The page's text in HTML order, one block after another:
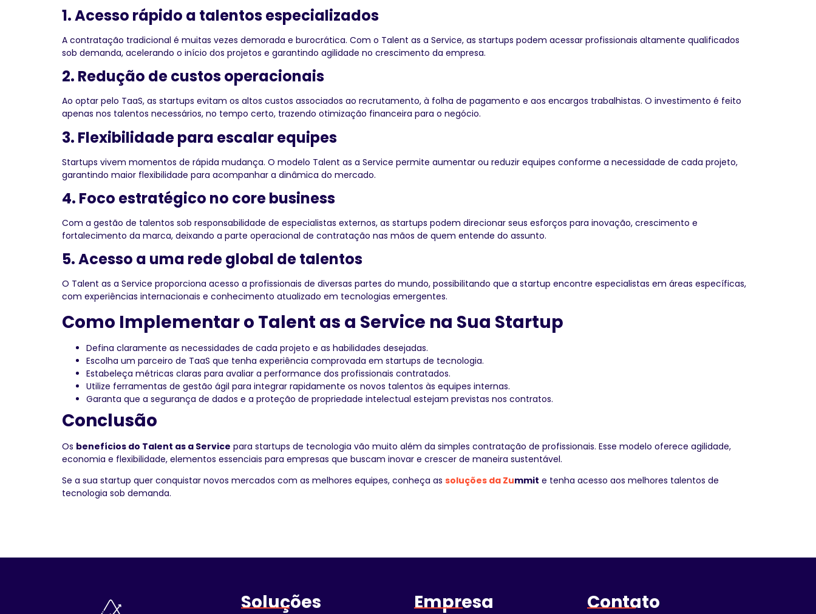
1. Acesso rápido a talentos especializados
A contratação tradicional é muitas vezes demorada e burocrática. Com o Talent as a Service, as startups podem acessar profissionais altamente qualificados
sob demanda, acelerando o início dos projetos e garantindo agilidade no crescimento da empresa.
2. Redução de custos operacionais
Ao optar pelo TaaS, as startups evitam os altos custos associados ao recrutamento, à folha de pagamento e aos encargos trabalhistas. O investimento é feito
apenas nos talentos necessários, no tempo certo, trazendo otimização financeira para o negócio.
3. Flexibilidade para escalar equipes
Startups vivem momentos de rápida mudança. O modelo Talent as a Service permite aumentar ou reduzir equipes conforme a necessidade de cada projeto,
garantindo maior flexibilidade para acompanhar a dinâmica do mercado.
4. Foco estratégico no core business
Com a gestão de talentos sob responsabilidade de especialistas externos, as startups podem direcionar seus esforços para inovação, crescimento e
fortalecimento da marca, deixando a parte operacional de contratação nas mãos de quem entende do assunto.
5. Acesso a uma rede global de talentos
O Talent as a Service proporciona acesso a profissionais de diversas partes do mundo, possibilitando que a startup encontre especialistas em áreas específicas,
com experiências internacionais e conhecimento atualizado em tecnologias emergentes.
Como Implementar o Talent as a Service na Sua Startup
Defina claramente as necessidades de cada projeto e as habilidades desejadas.
Escolha um parceiro de TaaS que tenha experiência comprovada em startups de tecnologia.
Estabeleça métricas claras para avaliar a performance dos profissionais contratados.
Utilize ferramentas de gestão ágil para integrar rapidamente os novos talentos às equipes internas.
Garanta que a segurança de dados e a proteção de propriedade intelectual estejam previstas nos contratos.
Conclusão
Os benefícios do Talent as a Service para startups de tecnologia vão muito além da simples contratação de profissionais. Esse modelo oferece agilidade,
economia e flexibilidade, elementos essenciais para empresas que buscam inovar e crescer de maneira sustentável.
Se a sua startup quer conquistar novos mercados com as melhores equipes, conheça as soluções da Zummit e tenha acesso aos melhores talentos de
tecnologia sob demanda.
Soluções Empresa Contato